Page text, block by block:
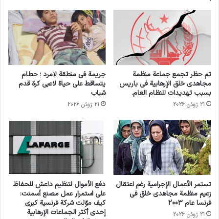
يسلط الضوء على خمسة مجالات بشأن مستقبل
مكافحة الإرهاب
وقدم السيد فورونكوف الاستنتاجات الرئيسية
لمناقشات الأسبوع، وشدد على ضرورة الاستثمار
الاستراتيجي في الوقاية والتأهب من أجل المساعدة
في بناء مجتمعات مرنة، قادرة على التعامل مع
الإرهاب في بيئة لا يمكن التنبؤ بها.
وأضاف أن العالم يواجه “تهديدا يأتي من الشبكات
العابرة للحدود مثل داعش والقاعدة وفروعهما
الإقليمية.” ولكن أيضا من الأفراد والجماعات الذين
يعملون بمفردهم.
تم حظر تجمع جماعة منظمة
مجاهدي خلق الإرهابية في باريس
بسبب تهديدات للنظام العام.
21 ژوئن 2026
جريمة في منطقة لامرد ؛ حطام
يتساقط على حياة لاعبي كرة قدم
شباب
21 ژوئن 2026
تستمر الأعمال الإجرامية رغم اعتقال
زعيم منظمة مجاهدي خلق في
فرنسا عام 2003
21 ژوئن 2026
دفع الأموال لتنظيم داعش للحفاظ
على استمرار عمل مصنع أسمنت:
كيف موّلت شركة فرنسية كبرى
إحدى أكثر الجماعات الإرهابية